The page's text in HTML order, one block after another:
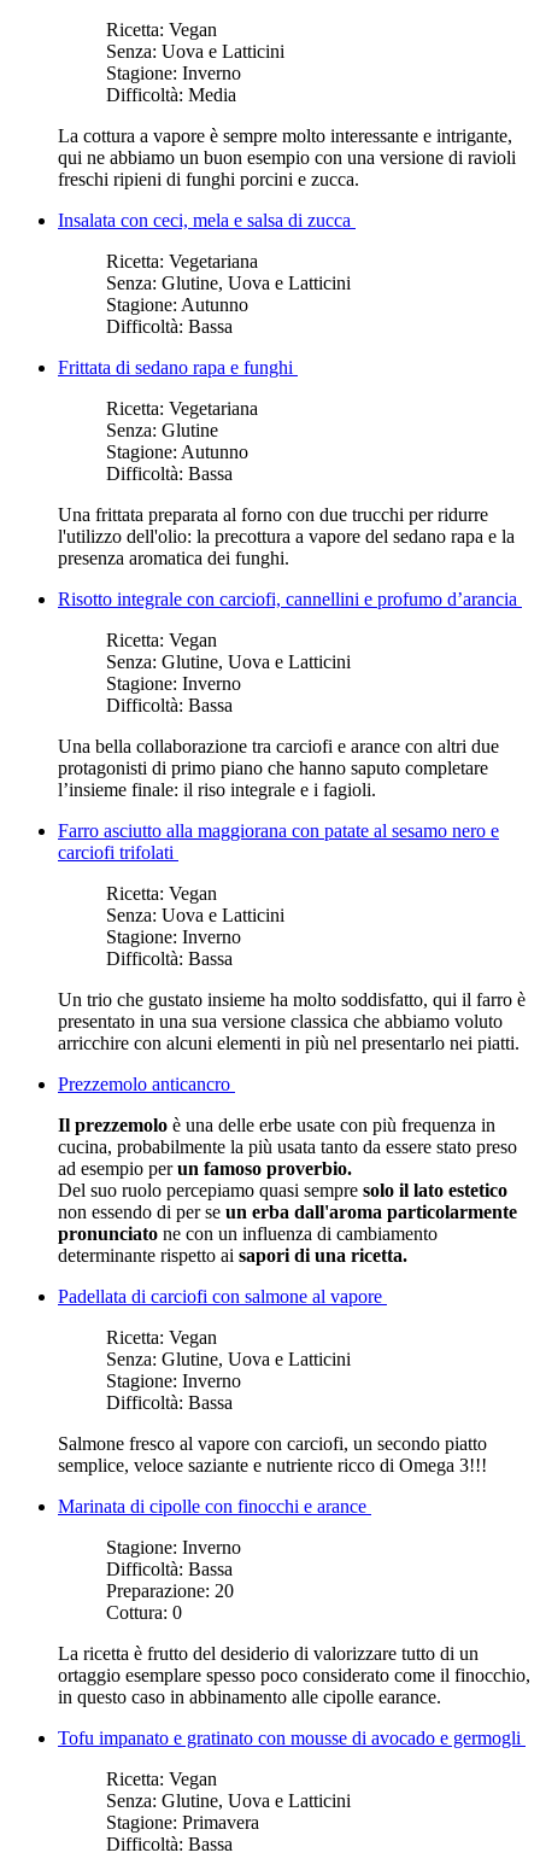
Ricetta: Vegan
Senza: Uova e Latticini
Stagione: Inverno
Difficoltà: Media
La cottura a vapore è sempre molto interessante e intrigante,
qui ne abbiamo un buon esempio con una versione di ravioli
freschi ripieni di funghi porcini e zucca.
Insalata con ceci, mela e salsa di zucca
Ricetta: Vegetariana
Senza: Glutine, Uova e Latticini
Stagione: Autunno
Difficoltà: Bassa
Frittata di sedano rapa e funghi
Ricetta: Vegetariana
Senza: Glutine
Stagione: Autunno
Difficoltà: Bassa
Una frittata preparata al forno con due trucchi per ridurre
l'utilizzo dell'olio: la precottura a vapore del sedano rapa e la
presenza aromatica dei funghi.
Risotto integrale con carciofi, cannellini e profumo d’arancia
Ricetta: Vegan
Senza: Glutine, Uova e Latticini
Stagione: Inverno
Difficoltà: Bassa
Una bella collaborazione tra carciofi e arance con altri due
protagonisti di primo piano che hanno saputo completare
l’insieme finale: il riso integrale e i fagioli.
Farro asciutto alla maggiorana con patate al sesamo nero e
carciofi trifolati
Ricetta: Vegan
Senza: Uova e Latticini
Stagione: Inverno
Difficoltà: Bassa
Un trio che gustato insieme ha molto soddisfatto, qui il farro è
presentato in una sua versione classica che abbiamo voluto
arricchire con alcuni elementi in più nel presentarlo nei piatti.
Prezzemolo anticancro
Il prezzemolo è una delle erbe usate con più frequenza in
cucina, probabilmente la più usata tanto da essere stato preso
ad esempio perun famoso proverbio.
Del suo ruolo percepiamo quasi sempre solo il lato estetico
non essendo di per se un erba dall'aroma particolarmente
pronunciato ne con un influenza di cambiamento
determinante rispetto ai sapori di una ricetta.
Padellata di carciofi con salmone al vapore
Ricetta: Vegan
Senza: Glutine, Uova e Latticini
Stagione: Inverno
Difficoltà: Bassa
Salmone fresco al vapore con carciofi, un secondo piatto
semplice, veloce saziante e nutriente ricco di Omega 3!!!
Marinata di cipolle con finocchi e arance
Stagione: Inverno
Difficoltà: Bassa
Preparazione: 20
Cottura: 0
La ricetta è frutto del desiderio di valorizzare tutto di un
ortaggio esemplare spesso poco considerato come il finocchio,
in questo caso in abbinamento alle cipolle earance.
Tofu impanato e gratinato con mousse di avocado e germogli
Ricetta: Vegan
Senza: Glutine, Uova e Latticini
Stagione: Primavera
Difficoltà: Bassa